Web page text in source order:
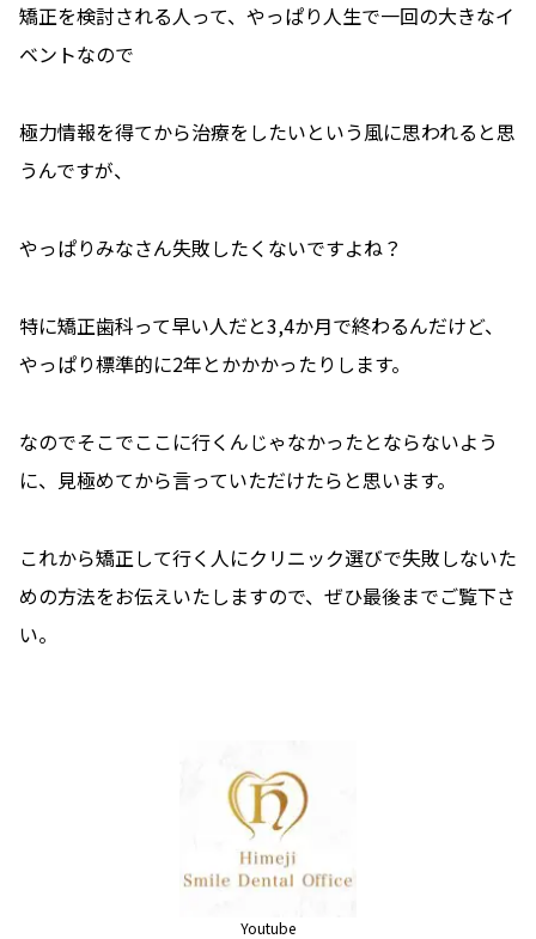
矯正を検討される人って、やっぱり人生で一回の大きなイ
ベントなので
極力情報を得てから治療をしたいという風に思われると思
うんですが、
やっぱりみなさん失敗したくないですよね？
特に矯正歯科って早い人だと3,4か月で終わるんだけど、
やっぱり標準的に2年とかかかったりします。
なのでそこでここに行くんじゃなかったとならないよう
に、見極めてから言っていただけたらと思います。
これから矯正して行く人にクリニック選びで失敗しないた
めの方法をお伝えいたしますので、ぜひ最後までご覧下さ
い。
Youtube